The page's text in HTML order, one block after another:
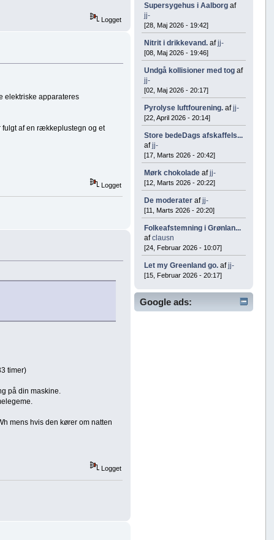
Logget
elektriske apparateres
fulgt af en rækkeplustegn og et
Logget
timer)
på din maskine.
mens hvis den kører om natten
Logget
Supersygehus i Aalborg af
jj-
[28, Maj 2026 - 19:42]
Nitrit i drikkevand. afjj-
[08, Maj 2026 - 19:46]
Undgå kollisioner med tog af
jj-
[02, Maj 2026 - 20:17]
Pyrolyse luftfourening. afjj-
[22, April 2026 - 20:14]
Store bedeDags afskaffels...
afjj-
[17, Marts 2026 - 20:42]
Mørk chokolade afjj-
[12, Marts 2026 - 20:22]
De moderater afjj-
[11, Marts 2026 - 20:20]
Folkeafstemning i Grønlan...
afclausn
[24, Februar 2026 - 10:07]
Let my Greenland go. afjj-
[15, Februar 2026 - 20:17]
Google ads: